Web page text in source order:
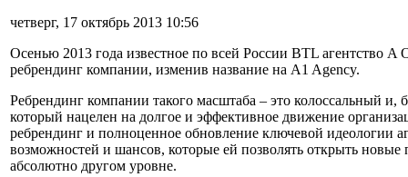
четверг, 17 октябрь 2013 10:56
Осенью 2013 года известное по всей России BTL агентство
ребрендинг компании, изменив название на A1 Agency.
Ребрендинг компании такого масштаба – это колоссальный и,
который нацелен на долгое и эффективное движение
ребрендинг и полноценное обновление ключевой идеологии
возможностей и шансов, которые ей позволять открыть
абсолютно другом уровне.